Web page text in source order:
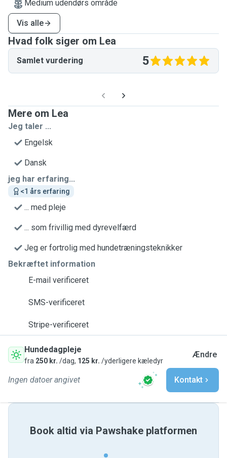
Medium udendørs område
Vis alle
Hvad folk siger om Lea
Samlet vurdering 5
Mere om Lea
Jeg taler ...
Engelsk
Dansk
jeg har erfaring...
<1 års erfaring
... med pleje
... som frivillig med dyrevelfærd
Jeg er fortrolig med hundetræningsteknikker
Bekræftet information
E-mail verificeret
SMS-verificeret
Stripe-verificeret
Hundedagpleje
fra 250 kr. /dag, 125 kr. /yderligere kæledyr
Ændre
Ingen datoer angivet Kontakt
Book altid via Pawshake platformen